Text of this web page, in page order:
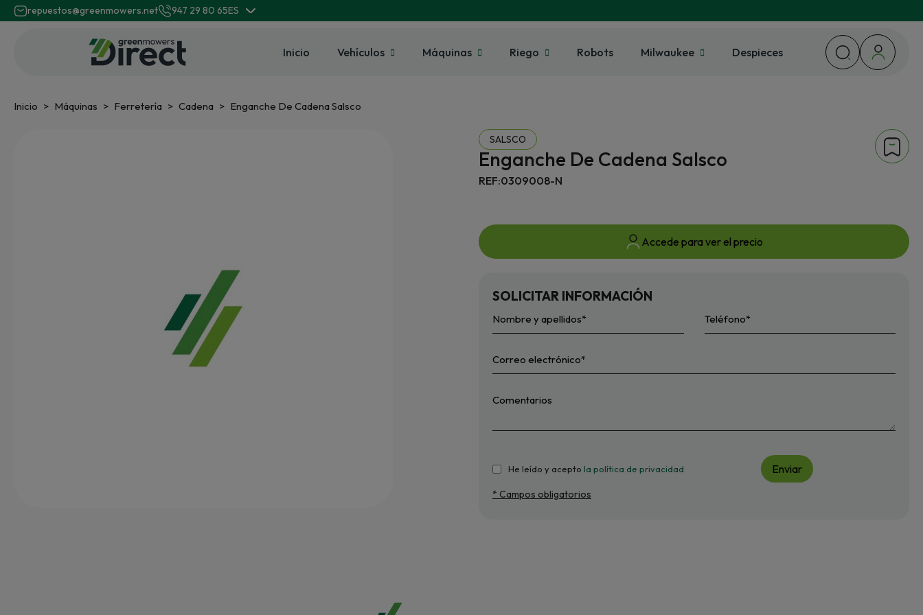
repuestos@greenmowers.net 947 29 80 65ES
Inicio Vehículos Máquinas Riego Robots Milwaukee Despieces
Inicio Máquinas Ferretería Cadena Enganche De Cadena Salsco
SALSCO
Enganche De Cadena Salsco
REF:0309008-N
Accede para ver el precio
SOLICITAR INFORMACIÓN
He leído y acepto la política de privacidad Enviar
* Campos obligatorios